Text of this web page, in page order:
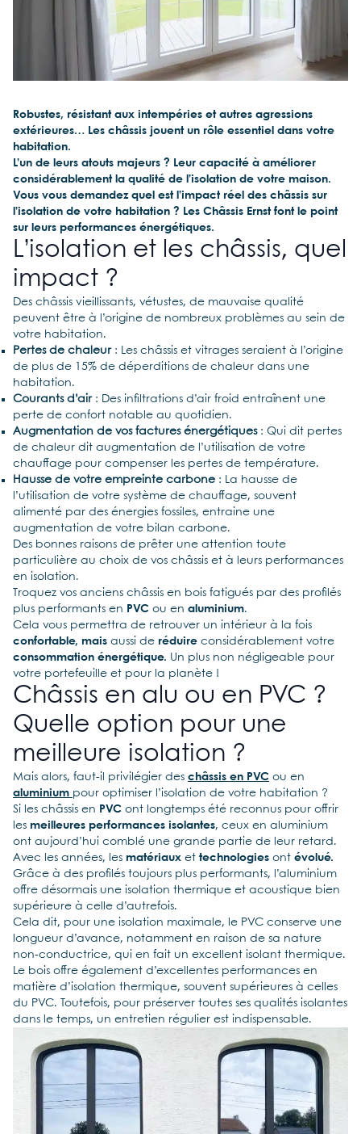
Robustes, résistant aux intempéries et autres agressions
extérieures… Les châssis jouent un rôle essentiel dans votre
habitation.
L’un de leurs atouts majeurs ? Leur capacité à améliorer
considérablement la qualité de l’isolation de votre maison.
Vous vous demandez quel est l’impact réel des châssis sur
l’isolation de votre habitation ? Les Châssis Ernst font le point
sur leurs performances énergétiques.
L’isolation et les châssis, quel
impact ?
Des châssis vieillissants, vétustes, de mauvaise qualité
peuvent être à l’origine de nombreux problèmes au sein de
votre habitation.
Pertes de chaleur: Les châssis et vitrages seraient à l’origine
de plus de 15% de déperditions de chaleur dans une
habitation.
Courants d’air: Des infiltrations d’air froid entraînent une
perte de confort notable au quotidien.
Augmentation de vos factures énergétiques: Qui dit pertes
de chaleur dit augmentation de l’utilisation de votre
chauffage pour compenser les pertes de température.
Hausse de votre empreinte carbone : La hausse de
l’utilisation de votre système de chauffage, souvent
alimenté par des énergies fossiles, entraine une
augmentation de votre bilan carbone.
Des bonnes raisons de prêter une attention toute
particulière au choix de vos châssis et à leurs performances
en isolation.
Troquez vos anciens châssis en bois fatigués par des profilés
plus performants en PVC ou en aluminium.
Cela vous permettra de retrouver un intérieur à la fois
confortable, mais aussi de réduire considérablement votre
consommation énergétique. Un plus non négligeable pour
votre portefeuille et pour la planète !
Châssis en alu ou en PVC ?
Quelle option pour une
meilleure isolation ?
Mais alors, faut-il privilégier des châssis en PVC ou en
aluminium pour optimiser l’isolation de votre habitation ?
Si les châssis en PVC ont longtemps été reconnus pour offrir
les meilleures performances isolantes, ceux en aluminium
ont aujourd’hui comblé une grande partie de leur retard.
Avec les années, les matériaux et technologies ont évolué.
Grâce à des profilés toujours plus performants, l’aluminium
offre désormais une isolation thermique et acoustique bien
supérieure à celle d’autrefois.
Cela dit, pour une isolation maximale, le PVC conserve une
longueur d’avance, notamment en raison de sa nature
non-conductrice, qui en fait un excellent isolant thermique.
Le bois offre également d’excellentes performances en
matière d’isolation thermique, souvent supérieures à celles
du PVC. Toutefois, pour préserver toutes ses qualités isolantes
dans le temps, un entretien régulier est indispensable.